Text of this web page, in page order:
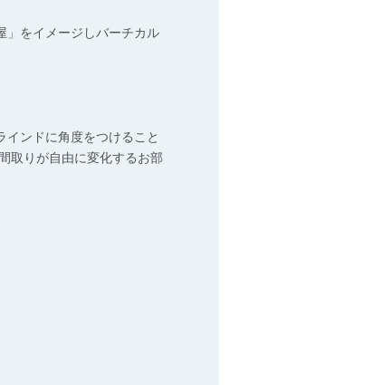
」をイメージしバーチカル
ンドに角度をつけること
取りが自由に変化するお部